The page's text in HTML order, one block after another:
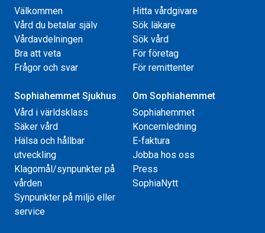
Välkommen
Vård du betalar själv
Vårdavdelningen
Bra att veta
Frågor och svar
Hitta vårdgivare
Sök läkare
Sök vård
För företag
För remittenter
Sophiahemmet Sjukhus
Vård i världsklass
Säker vård
Hälsa och hållbar
utveckling
Klagomål/synpunkter på
vården
Synpunkter på miljö eller
service
Om Sophiahemmet
Sophiahemmet
Koncernledning
E-faktura
Jobba hos oss
Press
SophiaNytt